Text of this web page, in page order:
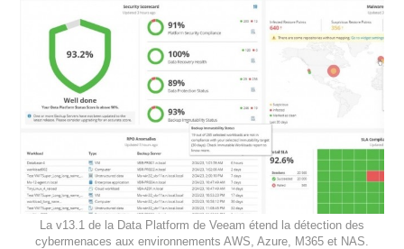
La v13.1 de la Data Platform de Veeam étend la détection des
cybermenaces aux environnements AWS, Azure, M365 et NAS.